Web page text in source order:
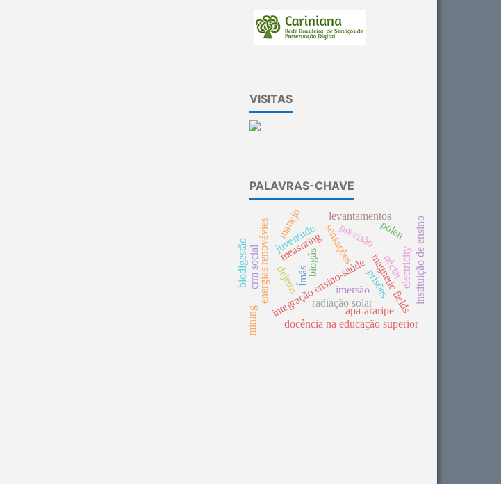
VISITAS
PALAVRAS-CHAVE
integração ensino-saúde
biogás
measuring
magnetic fields
sensações
imersão
radiação solar
energias renovávies previsão instituição de ensino
crm social
biodigestão
levantamentos
dejetos
juventude
docência na educação superior
Ímãs
apa-araripe
electricity
prisões
mining
manejo
néctar
pólen